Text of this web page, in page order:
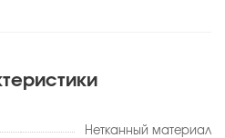
Нетканный материал